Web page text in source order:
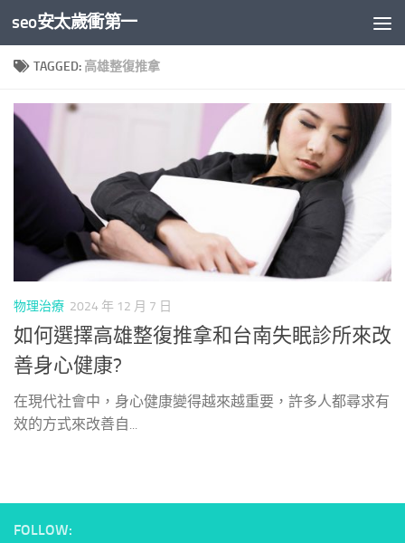
Skip to content
seo安太歲衝第一
TAGGED: 高雄整復推拿
物理治療 2024 年 12 月 7 日
如何選擇高雄整復推拿和台南失眠診所來改
善身心健康?
在現代社會中，身心健康變得越來越重要，許多人都尋求有
效的方式來改善自...
FOLLOW: